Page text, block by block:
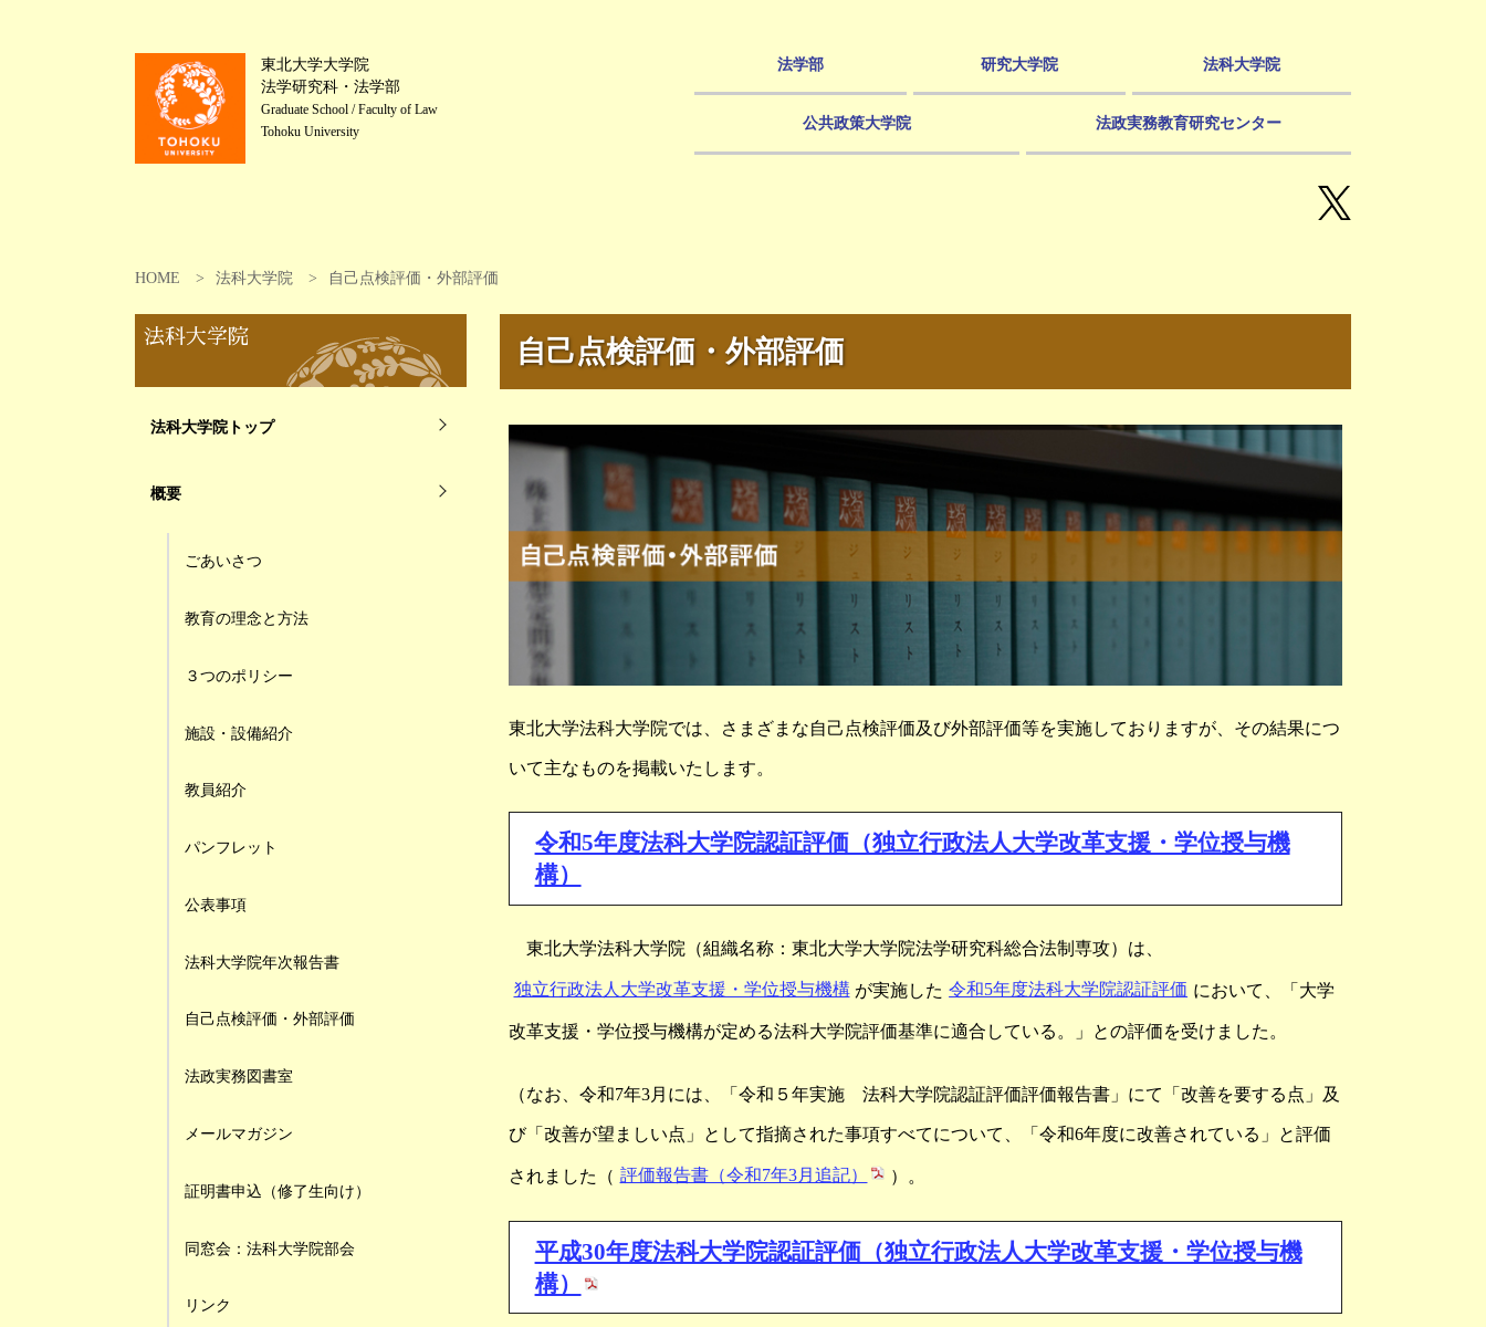
東北大学大学院
法学研究科・法学部
Graduate School / Faculty of Law
Tohoku University
法学部 研究大学院 法科大学院
公共政策大学院 法政実務教育研究センター
HOME 法科大学院 自己点検評価・外部評価
自己点検評価・外部評価
東北大学法科大学院では、さまざまな自己点検評価及び外部評価等を実施しておりますが、その結果につ
いて主なものを掲載いたします。
令和5年度法科大学院認証評価（独立行政法人大学改革支援・学位授与機
構）
東北大学法科大学院（組織名称：東北大学大学院法学研究科総合法制専攻）は、
独立行政法人大学改革支援・学位授与機構 が実施した 令和5年度法科大学院認証評価 において、「大学
改革支援・学位授与機構が定める法科大学院評価基準に適合している。」との評価を受けました。
（なお、令和7年3月には、「令和５年実施 法科大学院認証評価評価報告書」にて「改善を要する点」及
び「改善が望ましい点」として指摘された事項すべてについて、「令和6年度に改善されている」と評価
されました（ 評価報告書（令和7年3月追記） ）。
平成30年度法科大学院認証評価（独立行政法人大学改革支援・学位授与機
構）
法科大学院
法科大学院トップ
概要
ごあいさつ
教育の理念と方法
３つのポリシー
施設・設備紹介
教員紹介
パンフレット
公表事項
法科大学院年次報告書
自己点検評価・外部評価
法政実務図書室
メールマガジン
証明書申込（修了生向け）
同窓会：法科大学院部会
リンク